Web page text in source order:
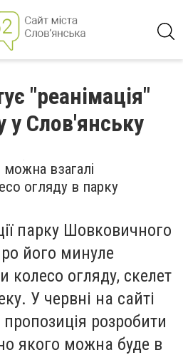
"реанімація"
у Слов'янську
взагалі
огляду в парку
парку Шовковичного
його минуле
колесо огляду, скелет
У червні на сайті
розробити
якого можна буде в